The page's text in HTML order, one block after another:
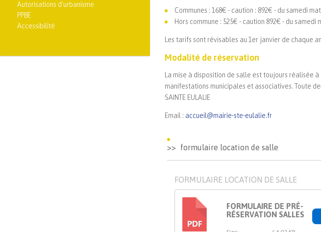
Communes : 168€ - caution : 892€ - du samedi
Hors commune : 525€ - caution 892€ - du samedi
Les tarifs sont révisables au 1er janvier de chaque
Modalité de réservation
La mise à disposition de salle est toujours réalisée
manifestations municipales et associatives. Toute
SAINTE EULALIE
Email : accueil@mairie-ste-eulalie.fr
formulaire location de salle
FORMULAIRE LOCATION DE SALLE
PDF
FORMULAIRE DE PRÉ-
RÉSERVATION SALLES
Autorisations d'urbanisme
PPBE
Accessibilité